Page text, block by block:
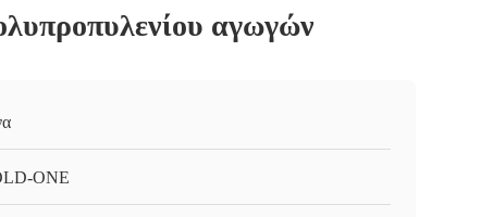
αγωγών
ONE